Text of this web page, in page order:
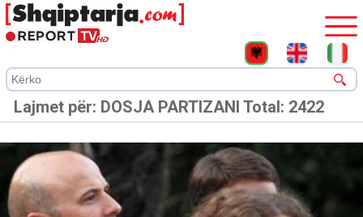
Lajmet për: DOSJA PARTIZANI Total: 2422